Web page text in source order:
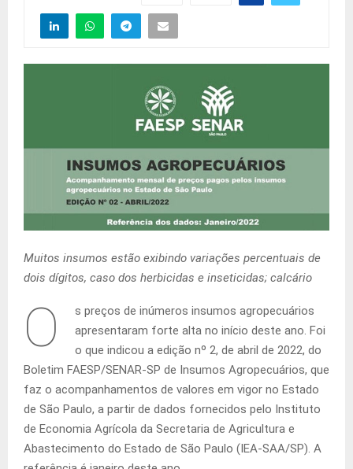
Muitos insumos estão exibindo variações percentuais de
dois dígitos, caso dos herbicidas e inseticidas; calcário
O
s preços de inúmeros insumos agropecuários
apresentaram forte alta no início deste ano. Foi
o que indicou a edição nº 2, de abril de 2022, do
Boletim FAESP/SENAR-SP de Insumos Agropecuários, que
faz o acompanhamentos de valores em vigor no Estado
de São Paulo, a partir de dados fornecidos pelo Instituto
de Economia Agrícola da Secretaria de Agricultura e
Abastecimento do Estado de São Paulo (IEA-SAA/SP). A